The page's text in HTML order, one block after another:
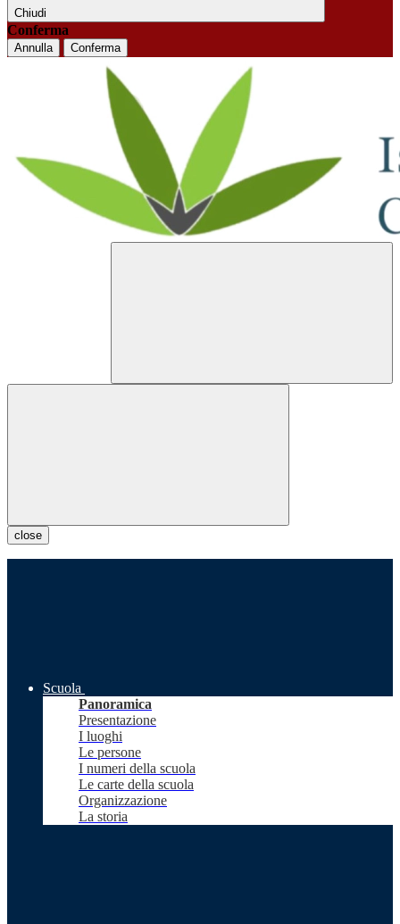
Chiudi
Conferma
Annulla Conferma
close
Scuola
Panoramica
Presentazione
I luoghi
Le persone
I numeri della scuola
Le carte della scuola
Organizzazione
La storia